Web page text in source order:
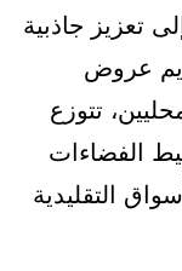
تعزيز جاذبية
عروض
تتوزع
الفضاءات
التقليدية